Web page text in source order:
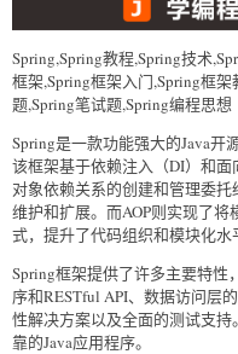
Spring,Spring教程,Spring技术
框架,Spring框架入门,Spring框
题,Spring笔试题,Spring编程思想
Spring是一款功能强大的Java开
该框架基于依赖注入（DI）和
对象依赖关系的创建和管理委
维护和扩展。而AOP则实现了
式，提升了代码组织和模块化水
Spring框架提供了许多主要特性
序和RESTful API、数据访问层
性解决方案以及全面的测试支
靠的Java应用程序。